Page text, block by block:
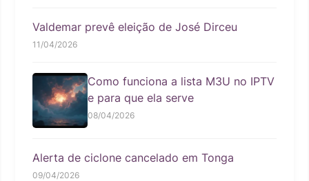
Valdemar prevê eleição de José Dirceu
11/04/2026
Como funciona a lista M3U no IPTV
e para que ela serve
08/04/2026
Alerta de ciclone cancelado em Tonga
09/04/2026